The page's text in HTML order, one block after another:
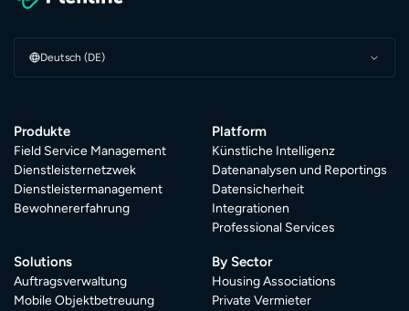
Deutsch (DE)
Produkte
Field Service Management
Dienstleisternetzwek
Dienstleistermanagement
Bewohnererfahrung
Platform
Künstliche Intelligenz
Datenanalysen und Reportings
Datensicherheit
Integrationen
Professional Services
Solutions
Auftragsverwaltung
Mobile Objektbetreuung
By Sector
Housing Associations
Private Vermieter